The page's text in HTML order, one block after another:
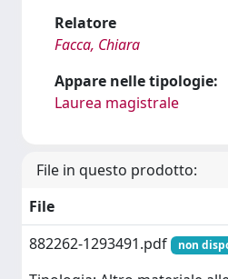
Relatore
Facca, Chiara
Appare nelle tipologie:
Laurea magistrale
File in questo prodotto:
File
882262-1293491.pdf
non